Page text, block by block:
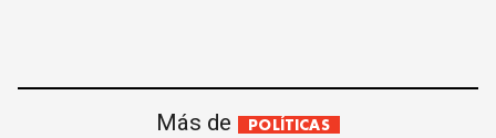
Más de POLÍTICAS